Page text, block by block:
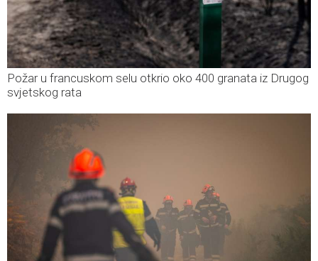
Požar u francuskom selu otkrio oko 400 granata iz Drugog
svjetskog rata